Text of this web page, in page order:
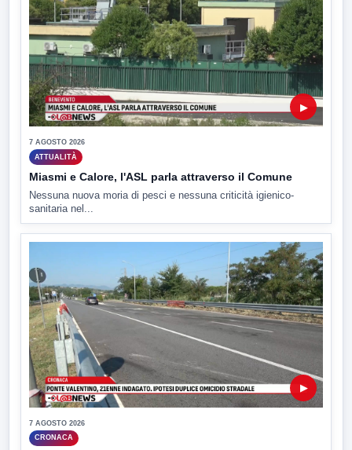
▶
7 AGOSTO 2026
ATTUALITÀ
Miasmi e Calore, l'ASL parla attraverso il Comune
Nessuna nuova moria di pesci e nessuna criticità igienico-
sanitaria nel...
▶
7 AGOSTO 2026
CRONACA